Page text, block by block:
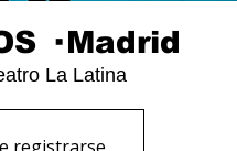
· Madrid
La Latina